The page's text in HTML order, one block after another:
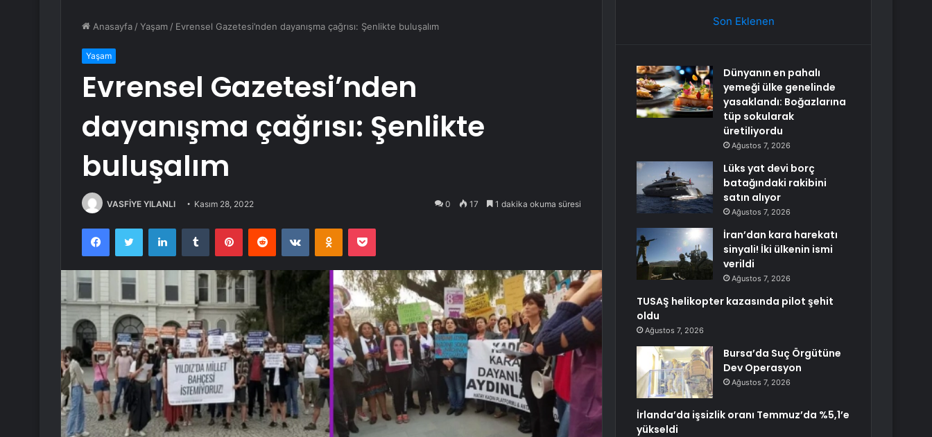
Anasayfa /Yaşam / Evrensel Gazetesi’nden dayanışma çağrısı: Şenlikte buluşalım
Yaşam
Evrensel Gazetesi’nden
dayanışma çağrısı: Şenlikte
buluşalım
VASFİYE YILANLI Kasım 28, 2022 0 17 1 dakika okuma süresi
FacebookTwitter LinkedInTumblr PinterestReddit VKontakteOdnoklassniki
Pocket
Son Eklenen
Dünyanın en pahalı
yemeği ülke genelinde
yasaklandı: Boğazlarına
tüp sokularak
üretiliyordu
Ağustos 7, 2026
Lüks yat devi borç
batağındaki rakibini
satın alıyor
Ağustos 7, 2026
İran’dan kara harekatı
sinyali! İki ülkenin ismi
verildi
Ağustos 7, 2026
TUSAŞ helikopter kazasında pilot şehit
oldu
Ağustos 7, 2026
Bursa’da Suç Örgütüne
Dev Operasyon
Ağustos 7, 2026
İrlanda’da işsizlik oranı Temmuz’da %5,1’e
yükseldi